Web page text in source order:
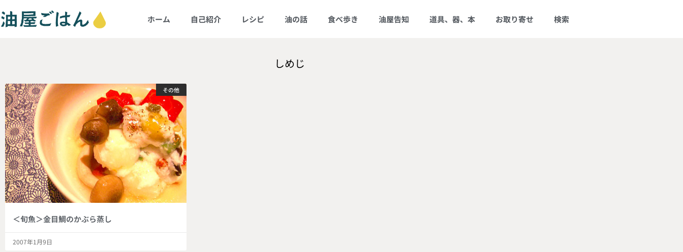
ホーム 自己紹介 レシピ 油の話 食べ歩き 油屋告知 道具、器、本 お取り寄せ 検索
しめじ
その他
＜旬魚＞金目鯛のかぶら蒸し
2007年1月9日